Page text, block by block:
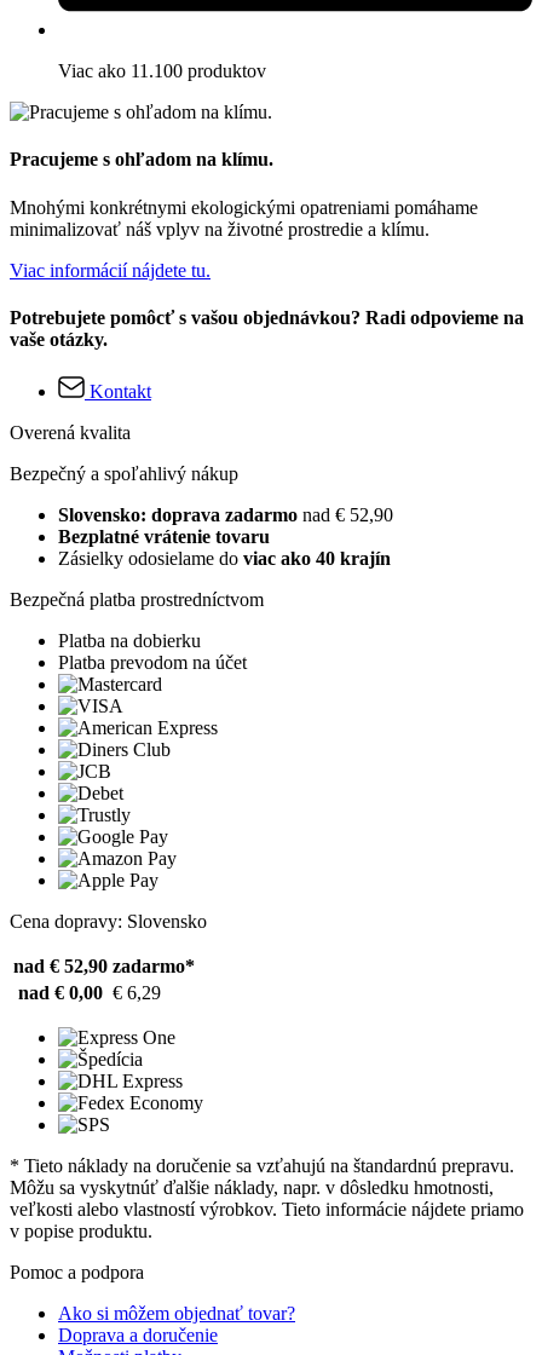
Viac ako 11.100 produktov
Pracujeme s ohľadom na klímu.
Mnohými konkrétnymi ekologickými opatreniami pomáhame
minimalizovať náš vplyv na životné prostredie a klímu.
Viac informácií nájdete tu.
Potrebujete pomôcť s vašou objednávkou? Radi odpovieme na
vaše otázky.
Kontakt
Overená kvalita
Bezpečný a spoľahlivý nákup
Slovensko: doprava zadarmo nad € 52,90
Bezplatné vrátenie tovaru
Zásielky odosielame do viac ako 40 krajín
Bezpečná platba prostredníctvom
Platba na dobierku
Platba prevodom na účet
Cena dopravy: Slovensko
nad € 52,90 zadarmo*
nad € 0,00 € 6,29
* Tieto náklady na doručenie sa vzťahujú na štandardnú prepravu.
Môžu sa vyskytnúť ďalšie náklady, napr. v dôsledku hmotnosti,
veľkosti alebo vlastností výrobkov. Tieto informácie nájdete priamo
v popise produktu.
Pomoc a podpora
Ako si môžem objednať tovar?
Doprava a doručenie